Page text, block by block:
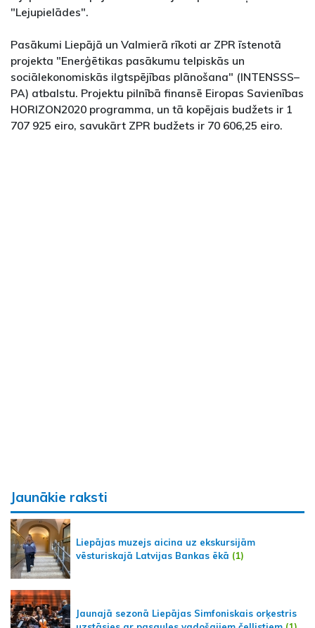
"Lejupielādes".
Pasākumi Liepājā un Valmierā rīkoti ar ZPR īstenotā
projekta "Enerģētikas pasākumu telpiskās un
sociālekonomiskās ilgtspējības plānošana" (INTENSSS–
PA) atbalstu. Projektu pilnībā finansē Eiropas Savienības
HORIZON2020 programma, un tā kopējais budžets ir 1
707 925 eiro, savukārt ZPR budžets ir 70 606,25 eiro.
Jaunākie raksti
Liepājas muzejs aicina uz ekskursijām
vēsturiskajā Latvijas Bankas ēkā (1)
Jaunajā sezonā Liepājas Simfoniskais orķestris